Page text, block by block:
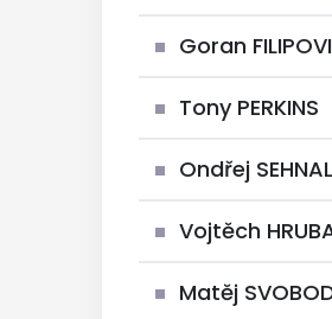
Goran
Tony PERKINS
Ondřej SEHNAL
Vojtěch
Matěj